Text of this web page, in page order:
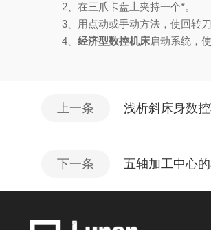
2、在三爪卡盘上夹持一个*。
3、用点动或手动方法，使回转刀
4、 经济型数控机床启动系统，
上一条 浅析斜床身数
下一条 五轴加工中心